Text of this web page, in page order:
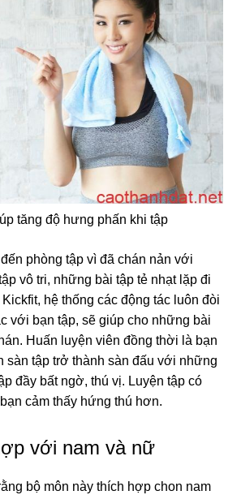
tăng độ hưng phấn khi tập
phòng tập vì đã chán nản với
vô tri, những bài tập tẻ nhạt lặp đi
hệ thống các động tác luôn đòi
với bạn tập, sẽ giúp cho những bài
Huấn luyện viên đồng thời là bạn
sàn tập trở thành sàn đấu với những
đầy bất ngờ, thú vị. Luyện tập có
cảm thấy hứng thú hơn.
với nam và nữ
bộ môn này thích hợp chon nam